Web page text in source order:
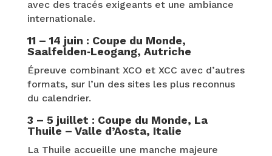
avec des tracés exigeants et une ambiance
internationale.
11 – 14 juin : Coupe du Monde,
Saalfelden‑Leogang, Autriche
Épreuve combinant XCO et XCC avec d’autres
formats, sur l’un des sites les plus reconnus
du calendrier.
3 – 5 juillet : Coupe du Monde, La
Thuile – Valle d’Aosta, Italie
La Thuile accueille une manche majeure